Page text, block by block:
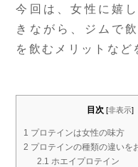
今回は、女性に嬉
きながら、ジムで
を飲むメリットなど
目次 [非表示]
1 プロテインは女性の味方
2 プロテインの種類の違いを
2.1 ホエイプロテイン